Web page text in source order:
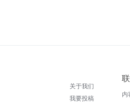
关于我们
我要投稿
内